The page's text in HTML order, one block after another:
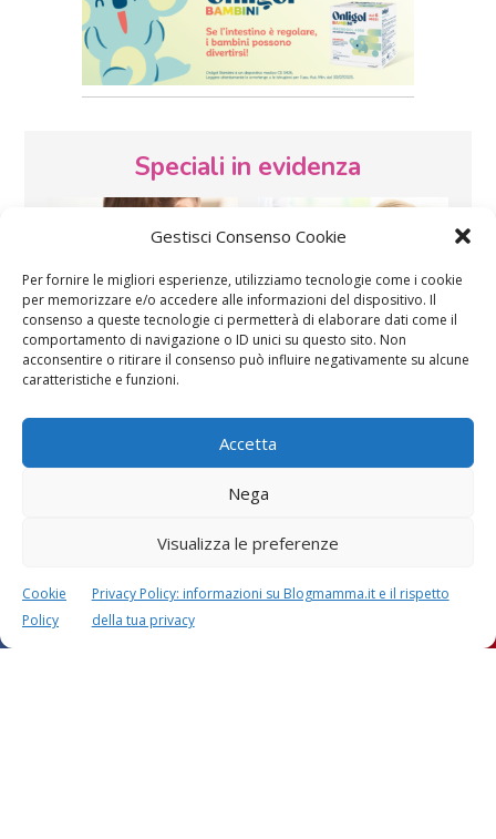
Gestisci Consenso Cookie
Per fornire le migliori esperienze, utilizziamo tecnologie come i cookie
per memorizzare e/o accedere alle informazioni del dispositivo. Il
consenso a queste tecnologie ci permetterà di elaborare dati come il
comportamento di navigazione o ID unici su questo sito. Non
acconsentire o ritirare il consenso può influire negativamente su alcune
caratteristiche e funzioni.
Accetta
Nega
Visualizza le preferenze
Cookie
Policy
Privacy Policy: informazioni su Blogmamma.it e il rispetto
della tua privacy
Speciali in evidenza
Vaccini SOS Pediatra
Festa della mamma: Le settimane di